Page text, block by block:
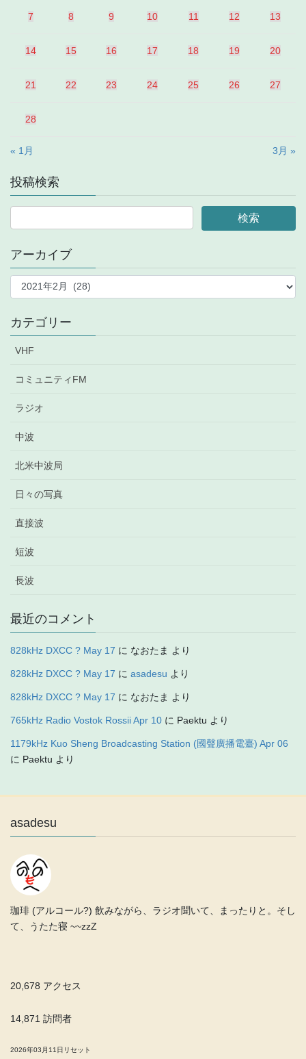
7 8 9 10 11 12 13
14 15 16 17 18 19 20
21 22 23 24 25 26 27
28
« 1月 3月 »
投稿検索
アーカイブ
ア
イ
カテゴリー
VHF
コミュニティFM
ラジオ
中波
北米中波局
日々の写真
直接波
短波
長波
最近のコメント
828kHz DXCC ? May 17 に なおたま より
828kHz DXCC ? May 17 に asadesu より
828kHz DXCC ? May 17 に なおたま より
765kHz Radio Vostok Rossii Apr 10 に Paektu より
1179kHz Kuo Sheng Broadcasting Station (國聲廣播電臺) Apr 06
に Paektu より
asadesu
珈琲 (アルコール?) 飲みながら、ラジオ聞いて、まったりと。そし
て、うたた寝 ~~zzZ
20,678 アクセス
14,871 訪問者
2026年03月11日リセット